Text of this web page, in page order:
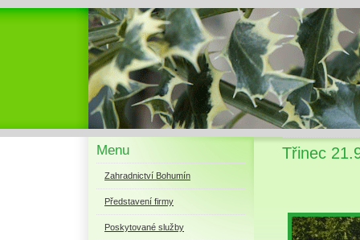
Menu
Zahradnictví Bohumín
Představení firmy
Poskytované služby
Třinec